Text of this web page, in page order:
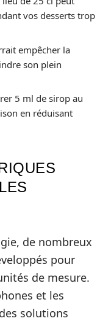
vos desserts trop
empêcher la
son plein
5 ml de sirop au
en réduisant
de nombreux
pour
de mesure.
et les
solutions